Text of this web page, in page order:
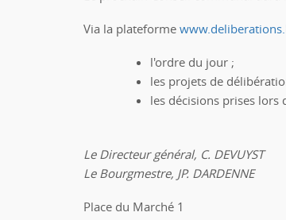
Via la plateforme
l'ordre du jour ;
les projets de
les décisions prises lors
Le Directeur général, C. DEVUYST
Le Bourgmestre, JP. DARDENNE
Place du Marché 1